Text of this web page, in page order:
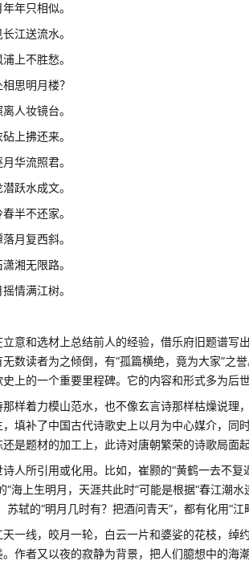
年只相似。
江送流水。
上不胜愁。
思明月楼？
人妆镜台。
上拂还来。
华流照君。
跃水成文。
半不还家。
月复西斜。
湘无限路。
情满江树。
立意和选材上总结前人的经验，借乐府旧题谱
数读者为之倾倒，有“孤篇横绝，竟为大家”之
上的一个重要里程碑。它的内容和形式多为后世
样着力模山范水，也不像玄言诗那样枯燥说
填补了中国古代诗歌史上以月为中心媒介，同
是题材的加工上，此诗对唐朝繁荣的诗歌局面
人所引用或化用。比如，崔颢的“黄鹤一去不
“海上生明月，天涯共此时”可能是根据“春江潮
苏轼的“明月几时有？把酒问青天”，都有化用“
一线，皎月一轮，白云一片和婆娑的花枝，绰
作者又以夜的寂静为背景，把人们臆想中的海